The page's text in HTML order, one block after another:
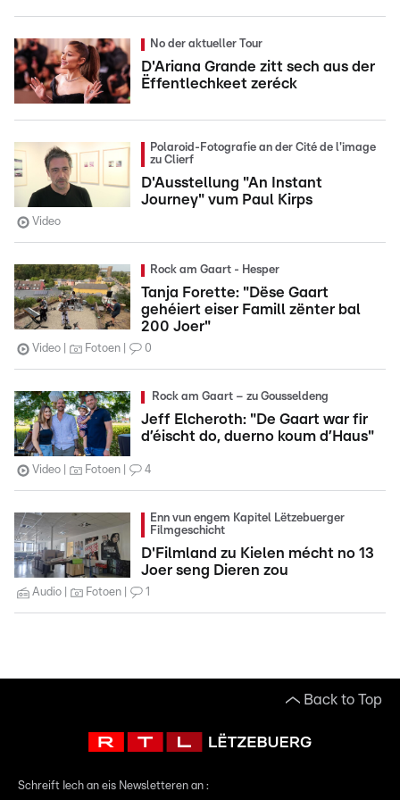
No der aktueller Tour
D'Ariana Grande zitt sech aus der
Ëffentlechkeet zeréck
Polaroid-Fotografie an der Cité de l'image
zu Clierf
D'Ausstellung "An Instant
Journey" vum Paul Kirps
Video
Rock am Gaart - Hesper
Tanja Forette: "Dëse Gaart
gehéiert eiser Famill zënter bal
200 Joer"
Video Fotoen 0
Rock am Gaart – zu Gousseldeng
Jeff Elcheroth: "De Gaart war fir
d’éischt do, duerno koum d’Haus"
Video Fotoen 4
Enn vun engem Kapitel Lëtzebuerger
Filmgeschicht
D'Filmland zu Kielen mécht no 13
Joer seng Dieren zou
Audio Fotoen 1
Back to Top
Schreift Iech an eis Newsletteren an :